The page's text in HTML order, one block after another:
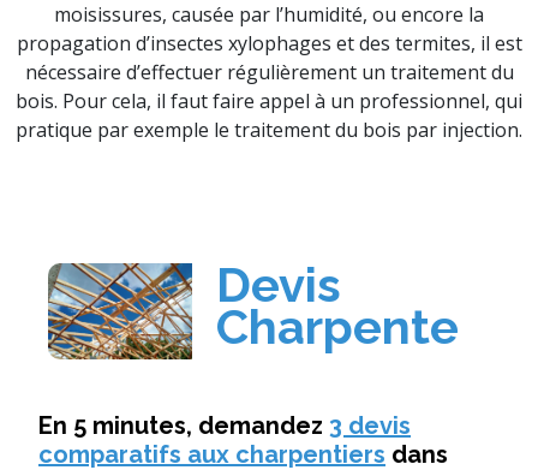
moisissures, causée par l’humidité, ou encore la
propagation d’insectes xylophages et des termites, il est
nécessaire d’effectuer régulièrement un traitement du
bois. Pour cela, il faut faire appel à un professionnel, qui
pratique par exemple le traitement du bois par injection.